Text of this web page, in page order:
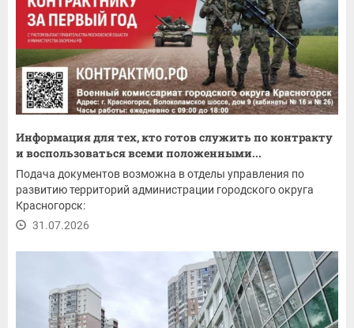
Информация для тех, кто готов служить по контракту
и воспользоваться всеми положенными...
Подача документов возможна в отделы управления по
развитию территорий администрации городского округа
Красногорск:
31.07.2026